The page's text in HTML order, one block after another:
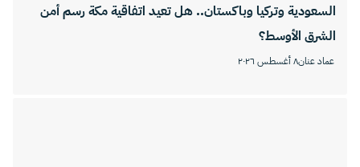
السعودية وتركيا وباكستان.. هل تعيد اتفاقية مكة رسم أمن
الشرق الأوسط؟
عماد عنان٨ أغسطس ٢٠٢٦